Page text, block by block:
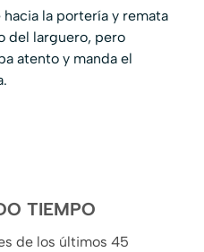
la portería y remata
del larguero, pero
atento y manda el
TIEMPO
de los últimos 45